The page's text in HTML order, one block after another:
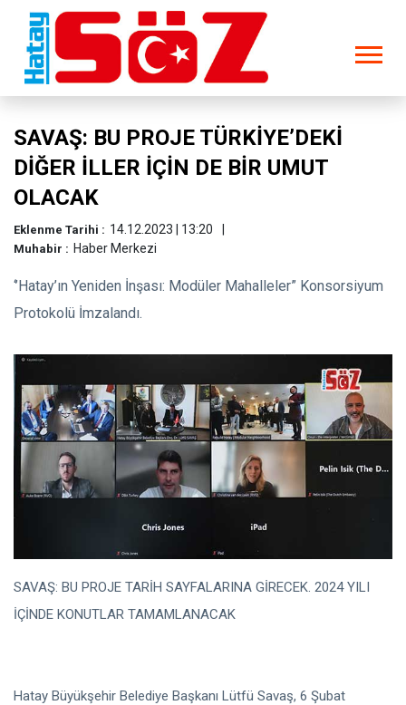
SAVAŞ: BU PROJE TÜRKİYE’DEKİ
DİĞER İLLER İÇİN DE BİR UMUT
OLACAK
Eklenme Tarihi : 14.12.2023 | 13:20
Muhabir : Haber Merkezi
‘’Hatay’ın Yeniden İnşası: Modüler Mahalleler” Konsorsiyum
Protokolü İmzalandı.
SAVAŞ: BU PROJE TARİH SAYFALARINA GİRECEK. 2024 YILI
İÇİNDE KONUTLAR TAMAMLANACAK
Hatay Büyükşehir Belediye Başkanı Lütfü Savaş, 6 Şubat